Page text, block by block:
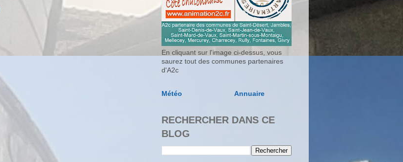
En cliquant sur l'image ci-dessus, vous
saurez tout des communes partenaires
d'A2c
Météo Annuaire
RECHERCHER DANS CE
BLOG